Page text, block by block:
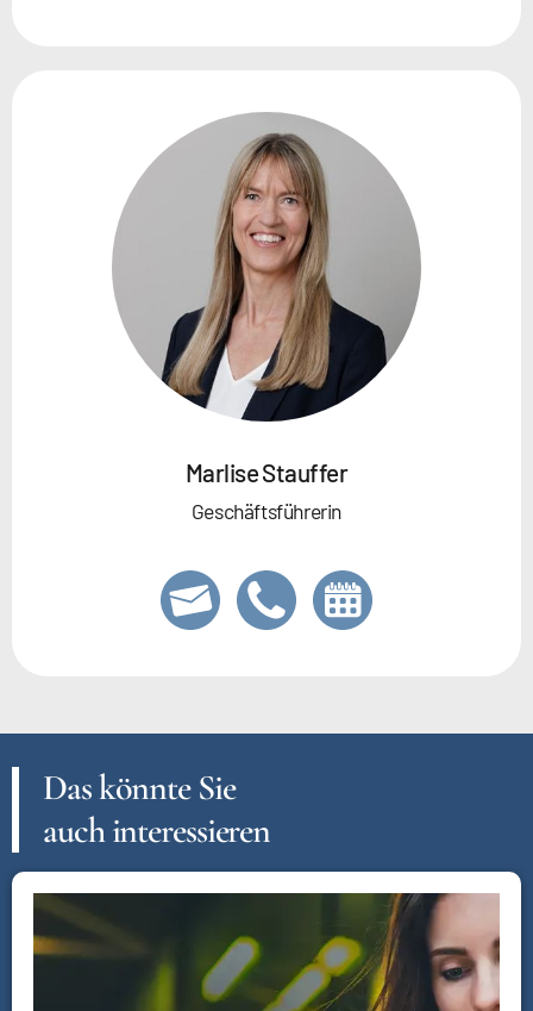
Marlise Stauffer
Geschäftsführerin
Das könnte Sie
auch interessieren